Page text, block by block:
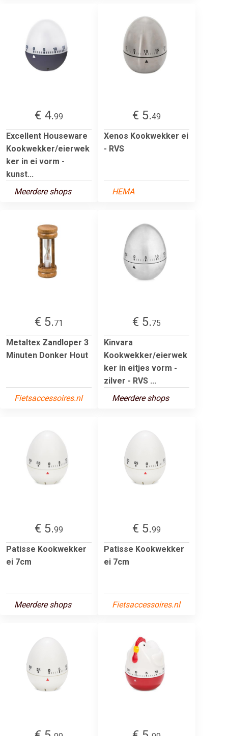
€ 4.99
Excellent Houseware
Kookwekker/eierwek
ker in ei vorm -
kunst...
Meerdere shops
€ 5.49
Xenos Kookwekker ei
- RVS
HEMA
€ 5.71
Metaltex Zandloper 3
Minuten Donker Hout
Fietsaccessoires.nl
€ 5.75
Kinvara
Kookwekker/eierwek
ker in eitjes vorm -
zilver - RVS ...
Meerdere shops
€ 5.99
Patisse Kookwekker
ei 7cm
Meerdere shops
€ 5.99
Patisse Kookwekker
ei 7cm
Fietsaccessoires.nl